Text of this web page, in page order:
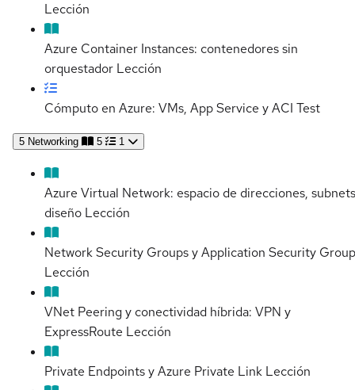
Lección
Azure Container Instances: contenedores sin
orquestador Lección
Cómputo en Azure: VMs, App Service y ACI Test
5 Networking 5 1
Azure Virtual Network: espacio de direcciones,
diseño Lección
Network Security Groups y Application Security
Lección
VNet Peering y conectividad híbrida: VPN y
ExpressRoute Lección
Private Endpoints y Azure Private Link Lección